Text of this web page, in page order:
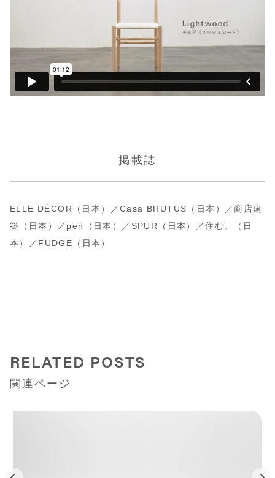
掲載誌
ELLE DÉCOR（日本）／Casa BRUTUS（日本）／商店建
築（日本）／pen（日本）／SPUR（日本）／住む。（日
本）／FUDGE（日本）
RELATED POSTS
関連ページ